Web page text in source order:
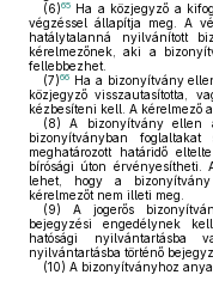
(6)65 Ha a közjegyző a
végzéssel állapítja meg. A
hatálytalanná nyilvánított
kérelmezőnek, aki a
fellebbezhet.
(7)66 Ha a bizonyítvány
közjegyző visszautasította,
kézbesíteni kell. A kérelmező
(8) A bizonyítvány ellen
bizonyítványban
meghatározott határidő
bírósági úton érvényesítheti.
lehet, hogy a
kérelmezőt nem illeti meg.
(9) A jogerős
bejegyzési engedélynek
hatósági nyilvántartásba
nyilvántartásba történő
(10) A bizonyítványhoz